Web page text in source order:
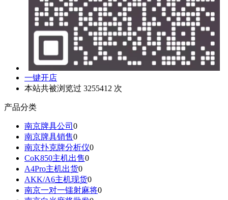
一键开店
本站共被浏览过 3255412 次
产品分类
南京牌具公司 0
南京牌具销售0
南京扑克牌分析仪0
CoK850主机出售0
A4Pro主机出货0
AKK/A6主机现货0
南京一对一镭射麻将0